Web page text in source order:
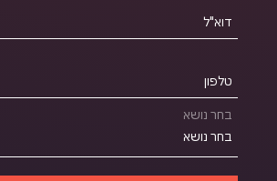
דוא"ל
טלפון
בחר נושא
בחר נושא